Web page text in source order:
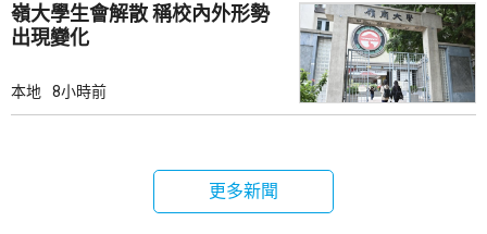
嶺大學生會解散 稱校內外形勢
出現變化
本地 8小時前
更多新聞